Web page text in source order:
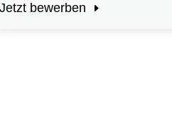
bewerben